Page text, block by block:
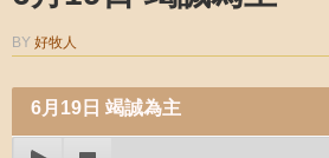
BY 好牧人
6月19日 竭誠為主